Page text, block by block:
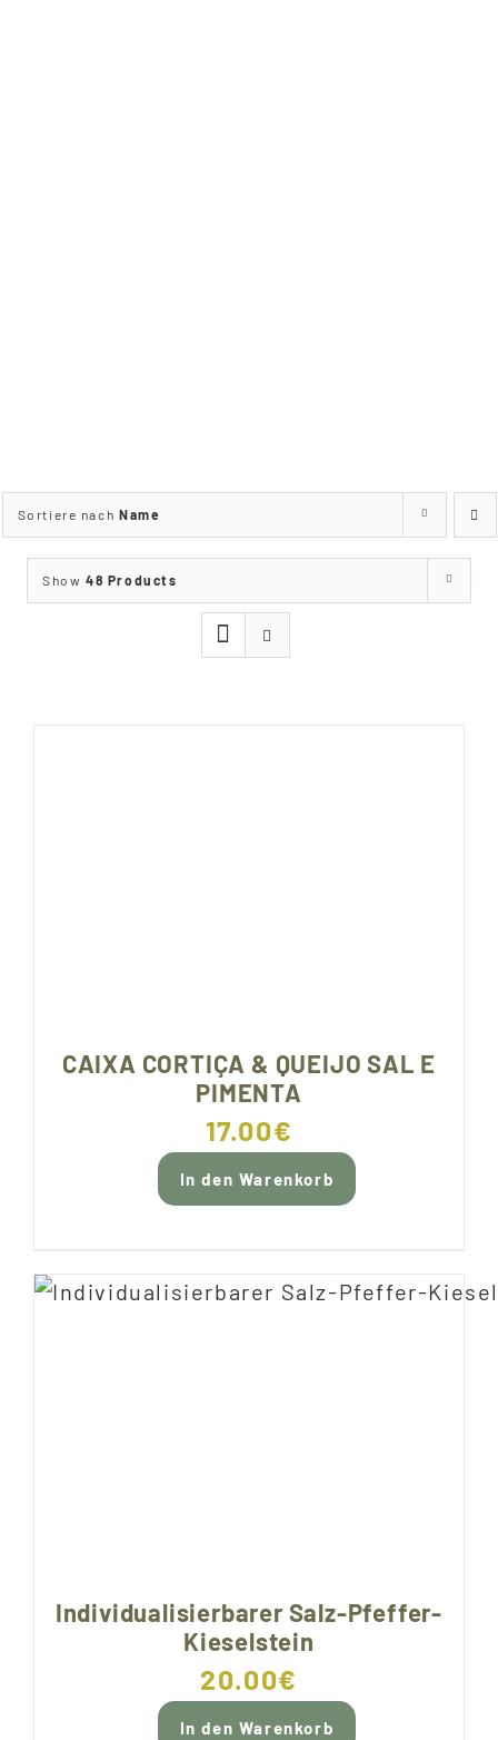
Sortiere nach Name
Show 48 Products
CAIXA CORTIÇA & QUEIJO SAL E
PIMENTA
17.00€
In den Warenkorb
Individualisierbarer Salz-Pfeffer-
Kieselstein
20.00€
In den Warenkorb